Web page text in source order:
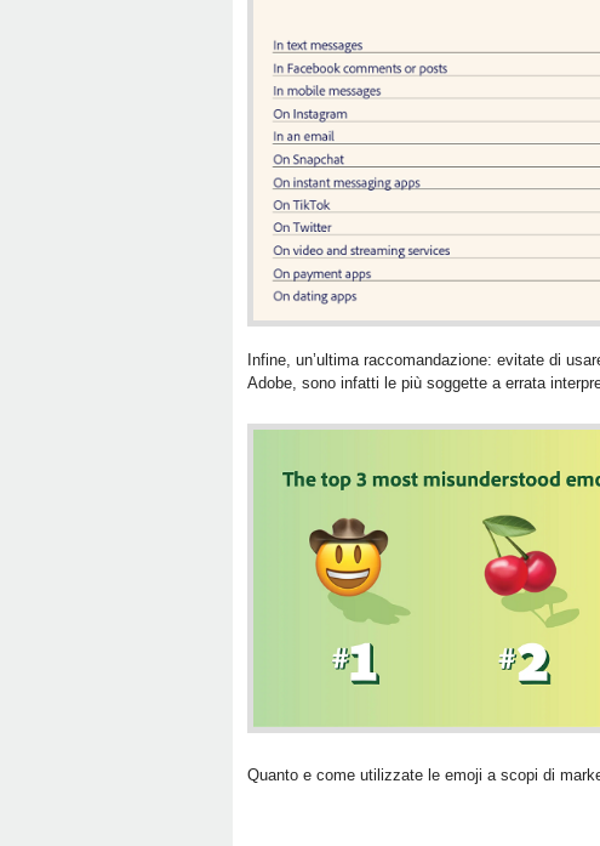
Infine, un’ultima raccomandazione: evitate di
Adobe, sono infatti le più soggette a errata
Quanto e come utilizzate le emoji a scopi di